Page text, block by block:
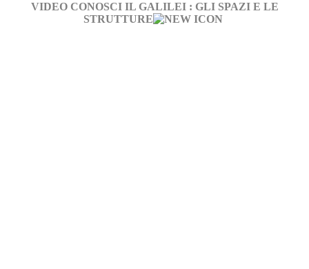
VIDEO CONOSCI IL GALILEI : GLI SPAZI E LE
STRUTTURE